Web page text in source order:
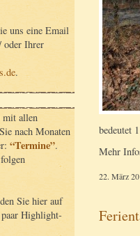
uns eine Email
oder Ihrer
.
mit allen
nach Monaten
“Termine”.
Sie hier auf
Highlight-
bedeutet
Mehr
22. März